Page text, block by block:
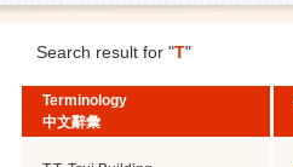
Search result for "T"
Terminology
中文辭彙